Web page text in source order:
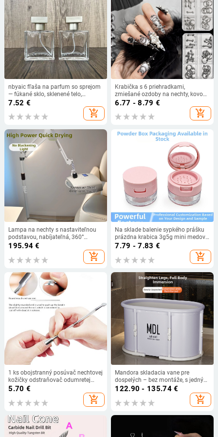
nbyaic fľaša na parfum so sprejom
— fúkané sklo, sklenené telo,
kozmetická fľaša
7.52 €
add_shopping_cart
Krabička s 6 priehradkami,
zmiešané ozdoby na nechty, kovové
kruhy v punk štýle
6.77 - 8.79 €
add_shopping_cart
Lampa na nechty s nastaviteľnou
podstavou, nabíjateľná, 360°
otáčanie, 54W, model JC23
195.94 €
add_shopping_cart
Na sklade balenie sypkého prášku
prázdna krabica 3g5g mini medový
prášok balenie krabica izolačná
baliacim materiálom
7.79 - 7.83 €
add_shopping_cart
1 ks obojstranný posúvač nechtovej
kožičky odstraňovač odumretej
kože z nehrdzavejúcej ocele čistič
manikúry starostlivosť o nechty
posúvač pedikúry čistič nástroj
5.70 €
add_shopping_cart
Mandora skladacia vane pre
dospelých – bez montáže, s jedným
klikom sa zloží, pre celé telo, PVC +
nylonová tkanina, pôvod Shandong
122.90 - 135.74€
add_shopping_cart